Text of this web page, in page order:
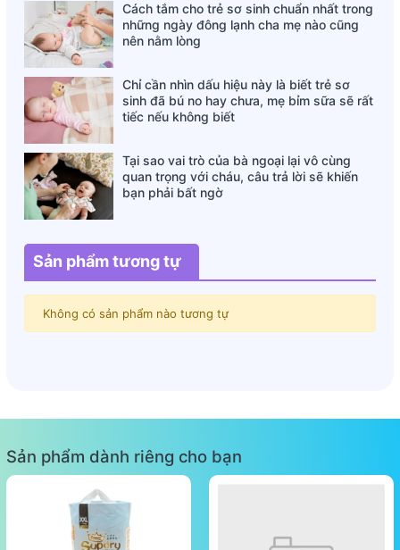
Cách tắm cho trẻ sơ sinh chuẩn nhất trong
những ngày đông lạnh cha mẹ nào cũng
nên nằm lòng
Chỉ cần nhìn dấu hiệu này là biết trẻ sơ
sinh đã bú no hay chưa, mẹ bỉm sữa sẽ rất
tiếc nếu không biết
Tại sao vai trò của bà ngoại lại vô cùng
quan trọng với cháu, câu trả lời sẽ khiến
bạn phải bất ngờ
Sản phẩm tương tự
Không có sản phẩm nào tương tự
Sản phẩm dành riêng cho bạn